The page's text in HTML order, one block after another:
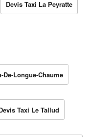
Devis Taxi La Peyratte
De-Longue-Chaume
Taxi Le Tallud